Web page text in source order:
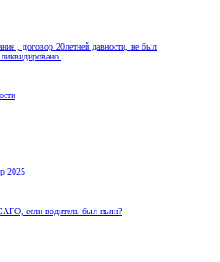
, договор 20летней давности, не был
2025
если водитель был пьян?